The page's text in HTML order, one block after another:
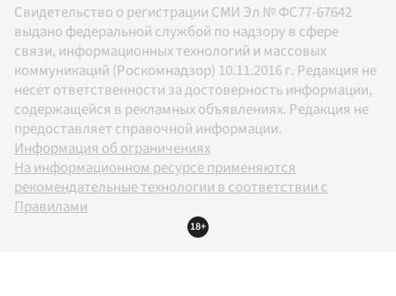
Свидетельство о регистрации СМИ Эл № ФС77-67642
выдано федеральной службой по надзору в сфере
связи, информационных технологий и массовых
коммуникаций (Роскомнадзор) 10.11.2016 г. Редакция не
несет ответственности за достоверность информации,
содержащейся в рекламных объявлениях. Редакция не
предоставляет справочной информации.
Информация об ограничениях
На информационном ресурсе применяются
рекомендательные технологии в соответствии с
Правилами
18+